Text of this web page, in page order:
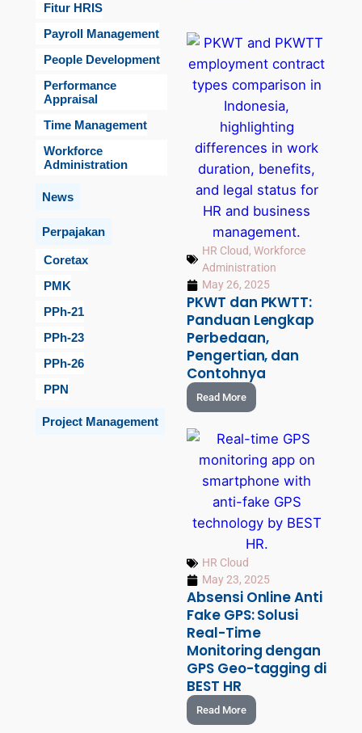
Fitur HRIS
Payroll Management
People Development
Performance
Appraisal
Time Management
Workforce
Administration
News
Perpajakan
Coretax
PMK
PPh-21
PPh-23
PPh-26
PPN
Project Management
HR Cloud,Workforce
Administration
May 26, 2025
PKWT dan PKWTT:
Panduan Lengkap
Perbedaan,
Pengertian, dan
Contohnya
Read More
HR Cloud
May 23, 2025
Absensi Online Anti
Fake GPS: Solusi
Real-Time
Monitoring dengan
GPS Geo-tagging di
BEST HR
Read More